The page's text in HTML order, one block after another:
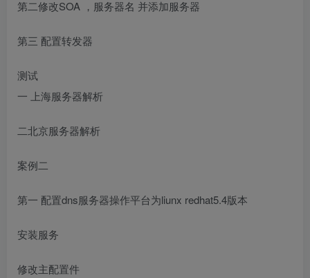
第二修改SOA ，服务器名 并添加服务器
第三 配置转发器
测试
一 上海服务器解析
二北京服务器解析
案例二
第一 配置dns服务器操作平台为liunx redhat5.4版本
安装服务
修改主配置件